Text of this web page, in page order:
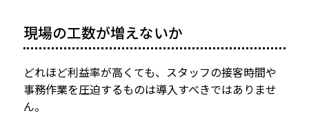
現場の工数が増えないか
どれほど利益率が高くても、スタッフの接客時間や
事務作業を圧迫するものは導入すべきではありませ
ん。